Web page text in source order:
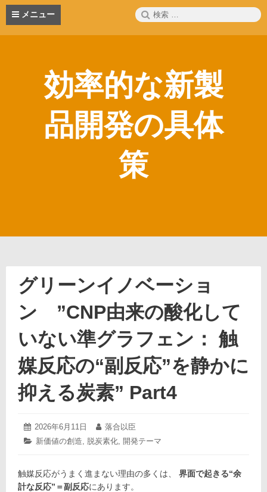
コ
メニュー
検
索:
効率的な新製
品開発の具体
策
グリーンイノベーショ
ン ”CNP由来の酸化して
いない準グラフェン： 触
媒反応の“副反応”を静かに
抑える炭素” Part4
投
稿
2026年6月11日
2026
年
6
日
投
稿
落合以臣
カ
リ
ー:
新価値の創造, 脱炭素化, 開発テーマ
触媒反応がうまく進まない理由の多くは、 界面で起きる“余
計な反応”＝副反応にあります。